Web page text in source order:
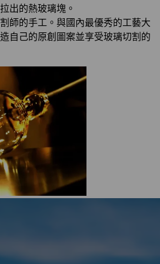
出的熱玻璃塊。
師的手工。與國內最優秀的工藝大
自己的原創圖案並享受玻璃切割的